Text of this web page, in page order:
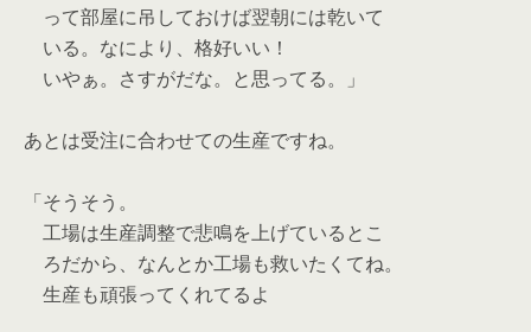
って部屋に吊しておけば翌朝には乾いて
いる。なにより、格好いい！
いやぁ。さすがだな。と思ってる。」
あとは受注に合わせての生産ですね。
「そうそう。
工場は生産調整で悲鳴を上げているとこ
ろだから、なんとか工場も救いたくてね。
生産も頑張ってくれてるよ